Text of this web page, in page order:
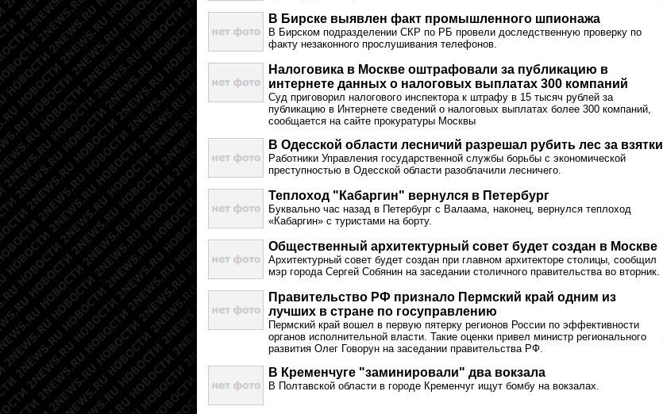
В Бирске выявлен факт промышленного шпионажа
В Бирском подразделении СКР по РБ провели доследственную проверку по
факту незаконного прослушивания телефонов.
Налоговика в Москве оштрафовали за публикацию в
интернете данных о налоговых выплатах 300 компаний
Суд приговорил налогового инспектора к штрафу в 15 тысяч рублей за
публикацию в Интернете сведений о налоговых выплатах более 300 компаний,
сообщается на сайте прокуратуры Москвы
В Одесской области лесничий разрешал рубить лес за взятки
Работники Управления государственной службы борьбы с экономической
преступностью в Одесской области разоблачили лесничего.
Теплоход "Кабаргин" вернулся в Петербург
Буквально час назад в Петербург с Валаама, наконец, вернулся теплоход
«Кабаргин» с туристами на борту.
Общественный архитектурный совет будет создан в Москве
Архитектурный совет будет создан при главном архитекторе столицы, сообщил
мэр города Сергей Собянин на заседании столичного правительства во вторник.
Правительство РФ признало Пермский край одним из
лучших в стране по госуправлению
Пермский край вошел в первую пятерку регионов России по эффективности
органов исполнительной власти. Такие оценки привел министр регионального
развития Олег Говорун на заседании правительства РФ.
В Кременчуге "заминировали" два вокзала
В Полтавской области в городе Кременчуг ищут бомбу на вокзалах.